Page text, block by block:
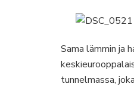
Sama lämmin ja
tunnelmassa,